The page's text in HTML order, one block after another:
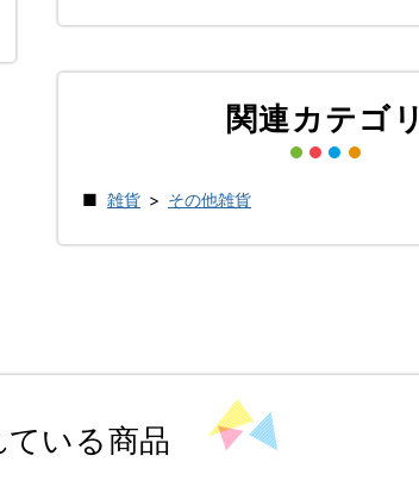
関連カテゴリ
雑貨 > その他雑貨
いる商品